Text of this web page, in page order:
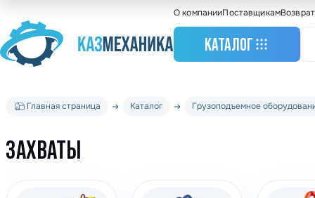
О компанииПоставщикам
КАТАЛОГ
Станочное
Крановое
Главная страница Каталог Грузоподъемное
ЗАХВАТЫ